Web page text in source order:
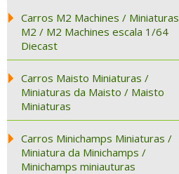
Carros M2 Machines / Miniaturas
M2 / M2 Machines escala 1/64
Diecast
Carros Maisto Miniaturas /
Miniaturas da Maisto / Maisto
Miniaturas
Carros Minichamps Miniaturas /
Miniatura da Minichamps /
Minichamps miniauturas